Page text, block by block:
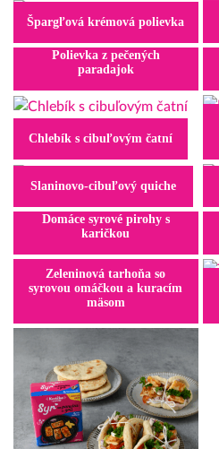
Špargľová krémová polievka
Polievka z pečených
paradajok
Chlebík s cibuľovým čatní
Slaninovo-cibuľový quiche
Domáce syrové pirohy s
karičkou
Zeleninová tarhoňa so
syrovou omáčkou a kuracím
mäsom